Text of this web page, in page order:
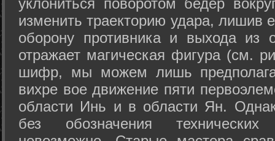
изменить траекторию удара, лишив
оборону противника и выхода из
отражает магическая фигура (см.
шифр, мы можем лишь
вихре вое движение пяти
области Инь и в области Ян.
без обозначения